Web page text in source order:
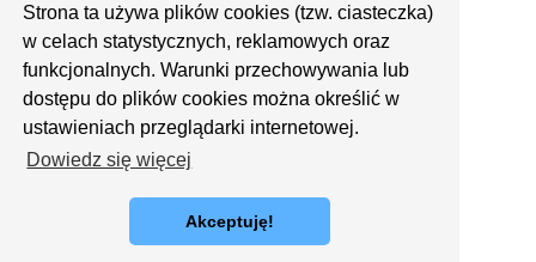
Strona ta używa plików cookies (tzw. ciasteczka)
w celach statystycznych, reklamowych oraz
funkcjonalnych. Warunki przechowywania lub
dostępu do plików cookies można określić w
ustawieniach przeglądarki internetowej.
Dowiedz się więcej
Akceptuję!